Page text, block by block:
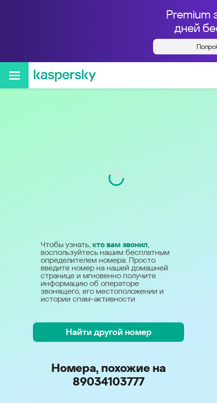
Premium
дней
Кто звонил с номера
+79034103777
Чтобы узнать, кто вам звонил,
воспользуйтесь нашим бесплатным
определителем номера. Просто
введите номер на нашей домашней
странице и мгновенно получите
информацию об операторе
звонящего, его местоположении и
истории спам-активности
Найти другой номер
Номера, похожие на
89034103777